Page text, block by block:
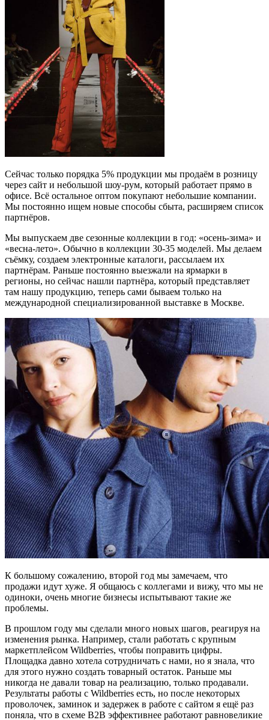
Сейчас только порядка 5% продукции мы продаём в розницу
через сайт и небольшой шоу-рум, который работает прямо в
офисе. Всё остальное оптом покупают небольшие компании.
Мы постоянно ищем новые способы сбыта, расширяем список
партнёров.
Мы выпускаем две сезонные коллекции в год: «осень-зима» и
«весна-лето». Обычно в коллекции 30-35 моделей. Мы делаем
съёмку, создаем электронные каталоги, рассылаем их
партнёрам. Раньше постоянно выезжали на ярмарки в
регионы, но сейчас нашли партнёра, который представляет
там нашу продукцию, теперь сами бываем только на
международной специализированной выставке в Москве.
К большому сожалению, второй год мы замечаем, что
продажи идут хуже. Я общаюсь с коллегами и вижу, что мы не
одиноки, очень многие бизнесы испытывают такие же
проблемы.
В прошлом году мы сделали много новых шагов, реагируя на
изменения рынка. Например, стали работать с крупным
маркетплейсом Wildberries, чтобы поправить цифры.
Площадка давно хотела сотрудничать с нами, но я знала, что
для этого нужно создать товарный остаток. Раньше мы
никогда не давали товар на реализацию, только продавали.
Результаты работы с Wildberries есть, но после некоторых
проволочек, заминок и задержек в работе с сайтом я ещё раз
поняла, что в схеме B2B эффективнее работают равновеликие